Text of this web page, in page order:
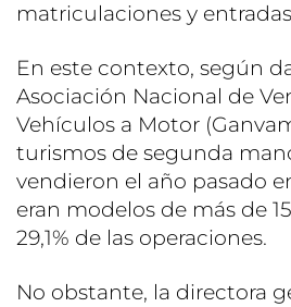
matriculaciones y
En este contexto, según
Asociación Nacional de
Vehículos a Motor
turismos de segunda
vendieron el año pasado
eran modelos de más de
29,1% de las operaciones.
No obstante, la directora